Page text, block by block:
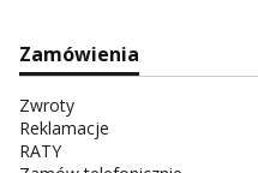
Zamówienia
Zwroty
Reklamacje
RATY